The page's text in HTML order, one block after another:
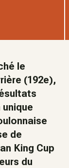
le
(192e),
de
King Cup
du